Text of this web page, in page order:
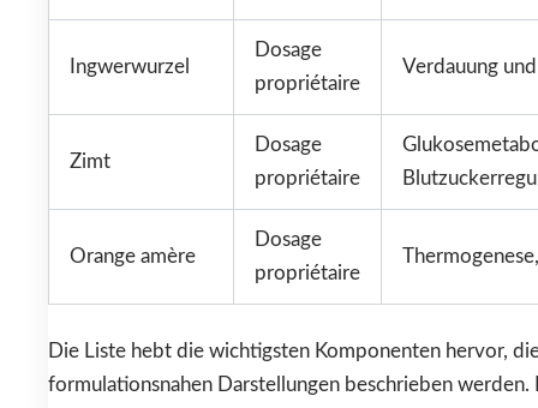
Ingwerwurzel
Dosage
propriétaire
Verdauung
Zimt
Dosage
propriétaire
Orange amère
Dosage
propriétaire
Die Liste hebt die wichtigsten Komponenten hervor,
formulationsnahen Darstellungen beschrieben